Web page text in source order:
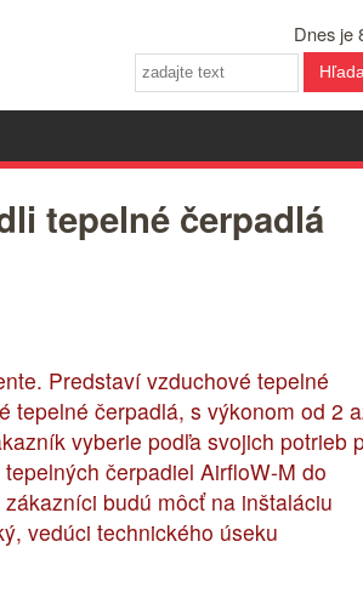
Dnes je
tepelné čerpadlá
Predstaví vzduchové tepelné
tepelné čerpadlá, s výkonom od 2
vyberie podľa svojich potrieb
čerpadiel AirfloW-M do
budú môcť na inštaláciu
vedúci technického úseku